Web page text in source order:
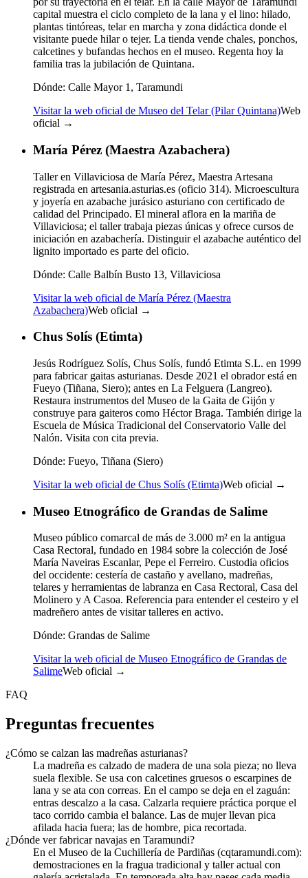
capital muestra el ciclo completo de la lana y el lino: hilado,
plantas tintóreas, telar en marcha y zona didáctica donde el
visitante puede hilar o tejer. La tienda vende chales, ponchos,
calcetines y bufandas hechos en el museo. Regenta hoy la
familia tras la jubilación de Quintana.
Dónde: Calle Mayor 1, Taramundi
Visitar la web oficial de Museo del Telar (Pilar Quintana)Web
oficial →
María Pérez (Maestra Azabachera)
Taller en Villaviciosa de María Pérez, Maestra Artesana
registrada en artesania.asturias.es (oficio 314). Microescultura
y joyería en azabache jurásico asturiano con certificado de
calidad del Principado. El mineral aflora en la mariña de
Villaviciosa; el taller trabaja piezas únicas y ofrece cursos de
iniciación en azabachería. Distinguir el azabache auténtico del
lignito importado es parte del oficio.
Dónde: Calle Balbín Busto 13, Villaviciosa
Visitar la web oficial de María Pérez (Maestra
Azabachera)Web oficial →
Chus Solís (Etimta)
Jesús Rodríguez Solís, Chus Solís, fundó Etimta S.L. en 1999
para fabricar gaitas asturianas. Desde 2021 el obrador está en
Fueyo (Tiñana, Siero); antes en La Felguera (Langreo).
Restaura instrumentos del Museo de la Gaita de Gijón y
construye para gaiteros como Héctor Braga. También dirige la
Escuela de Música Tradicional del Conservatorio Valle del
Nalón. Visita con cita previa.
Dónde: Fueyo, Tiñana (Siero)
Visitar la web oficial de Chus Solís (Etimta)Web oficial →
Museo Etnográfico de Grandas de Salime
Museo público comarcal de más de 3.000 m² en la antigua
Casa Rectoral, fundado en 1984 sobre la colección de José
María Naveiras Escanlar, Pepe el Ferreiro. Custodia oficios
del occidente: cestería de castaño y avellano, madreñas,
telares y herramientas de labranza en Casa Rectoral, Casa del
Molinero y A Casoa. Referencia para entender el cesteiro y el
madreñero antes de visitar talleres en activo.
Dónde: Grandas de Salime
Visitar la web oficial de Museo Etnográfico de Grandas de
SalimeWeb oficial →
FAQ
Preguntas frecuentes
¿Cómo se calzan las madreñas asturianas?
La madreña es calzado de madera de una sola pieza; no lleva
suela flexible. Se usa con calcetines gruesos o escarpines de
lana y se ata con correas. En el campo se deja en el zaguán:
entras descalzo a la casa. Calzarla requiere práctica porque el
taco corrido cambia el balance. Las de mujer llevan pica
afilada hacia fuera; las de hombre, pica recortada.
¿Dónde ver fabricar navajas en Taramundi?
En el Museo de la Cuchillería de Pardiñas (cqtaramundi.com):
demostraciones en la fragua tradicional y taller actual con